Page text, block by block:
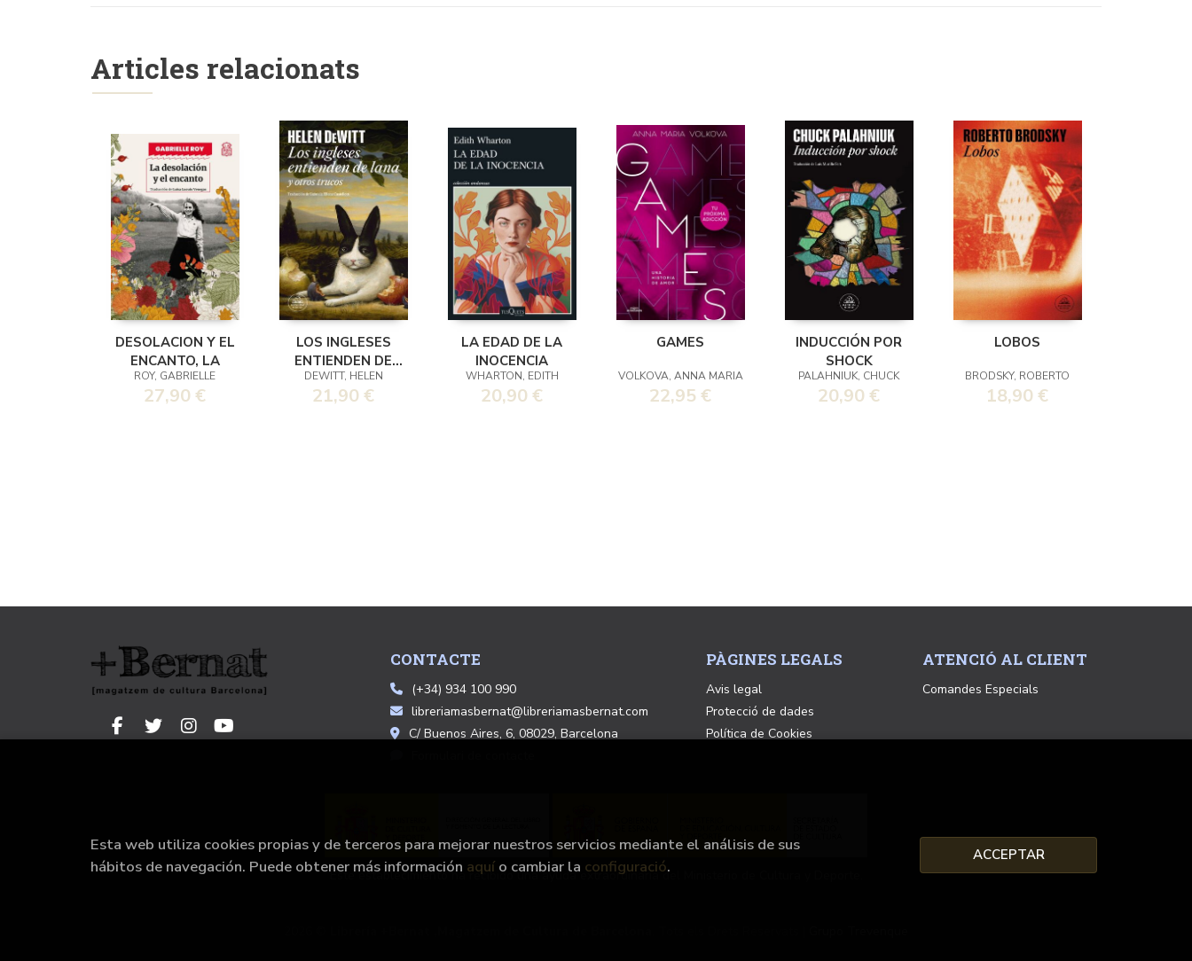
Articles relacionats
DESOLACION Y EL
ENCANTO, LA
ROY, GABRIELLE
27,90 €
LOS INGLESES
ENTIENDEN DE
LANA (Y OTROS
TRUCOS)
DEWITT, HELEN
21,90 €
LA EDAD DE LA
INOCENCIA
WHARTON, EDITH
20,90 €
GAMES
VOLKOVA, ANNA MARIA
22,95 €
INDUCCIÓN POR
SHOCK
PALAHNIUK, CHUCK
20,90 €
LOBOS
BRODSKY, ROBERTO
18,90 €
CONTACTE
(+34) 934 100 990
libreriamasbernat@libreriamasbernat.com
C/ Buenos Aires, 6, 08029, Barcelona
PÀGINES LEGALS
Avis legal
Protecció de dades
Política de Cookies
ATENCIÓ AL CLIENT
Comandes Especials
Este establecimiento ha recibido una ayuda extraordinaria del Ministerio de Cultura y Deporte.
Esta web utiliza cookies propias y de terceros para mejorar nuestros servicios mediante el análisis de sus
hábitos de navegación. Puede obtener más información aquí o cambiar la configuració.
ACCEPTAR